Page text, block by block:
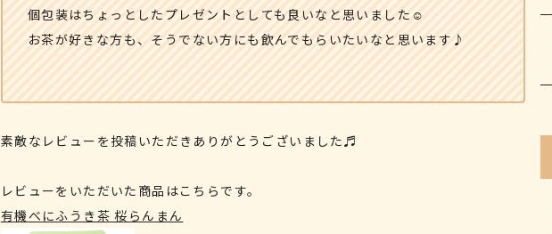
個包装はちょっとしたプレゼントとしても良いなと思いました☺️
お茶が好きな方も、そうでない方にも飲んでもらいたいなと思います♪
素敵なレビューを投稿いただきありがとうございました♬
レビューをいただいた商品はこちらです。
有機べにふうき茶 桜らんまん